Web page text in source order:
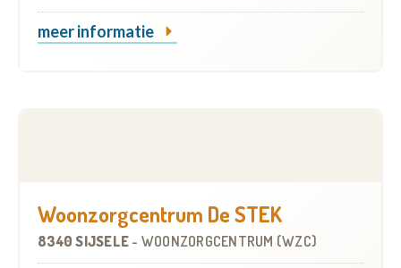
meer informatie
Woonzorgcentrum De STEK
8340 SIJSELE - WOONZORGCENTRUM (WZC)